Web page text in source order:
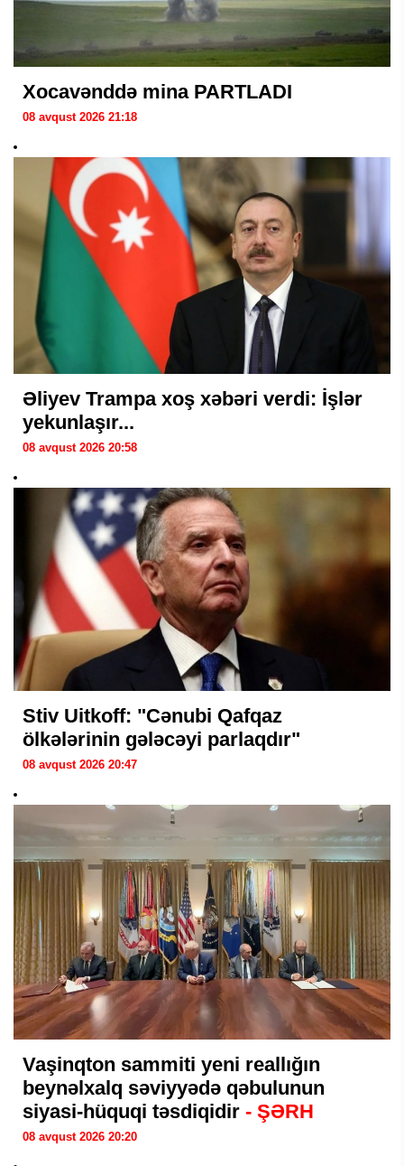
Xocavənddə mina PARTLADI
08 avqust 2026 21:18
Əliyev Trampa xoş xəbəri verdi: İşlər
yekunlaşır...
08 avqust 2026 20:58
Stiv Uitkoff: "Cənubi Qafqaz
ölkələrinin gələcəyi parlaqdır"
08 avqust 2026 20:47
Vaşinqton sammiti yeni reallığın
beynəlxalq səviyyədə qəbulunun
siyasi-hüquqi təsdiqidir - ŞƏRH
08 avqust 2026 20:20